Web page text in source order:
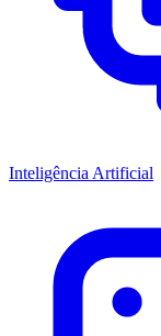
Inteligência Artificial